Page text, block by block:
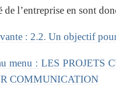
de l’entreprise en sont
: 2.2. Un objectif
menu : LES PROJETS
COMMUNICATION